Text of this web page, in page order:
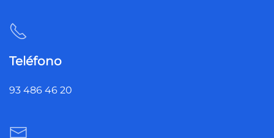
Teléfono
93 486 46 20